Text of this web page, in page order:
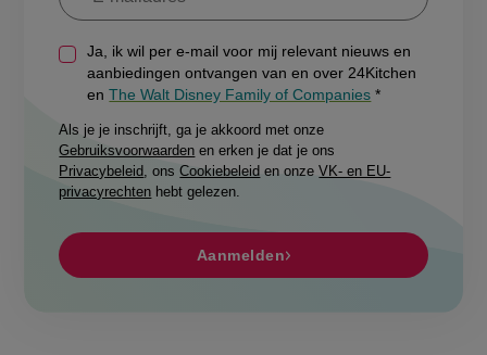
Ja, ik wil per e-mail voor mij relevant nieuws en
en The Walt Disney Family of Companies
Als je je inschrijft, ga je akkoord met onze
Privacybeleid , onsCookiebeleiden onzeVK- en EU-
privacyrechtenhebt gelezen.